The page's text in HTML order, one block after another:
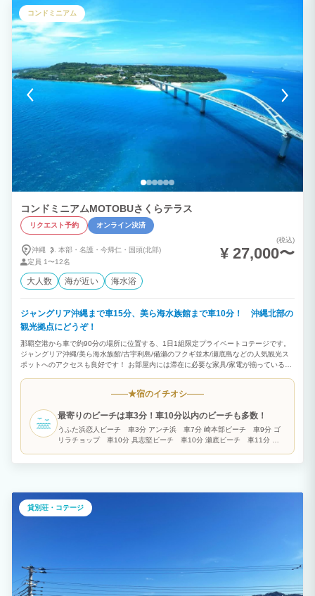
ングの隣には個室トイレもございます。 3階は寝室が2部屋あり、ウェンスティンホテ
ルとシモンズが共同開発したheavenlyキングサイズベッドが1台（ご要望があればシン
グル2台に分けられます）、もう1部屋は小上がりに布団が2枚ございます。そしてマッ
トレスにエアウィーブの布団を敷いておやすみいただけます。 トイレとバスルーム、
洗面台もありますので、ファミリーや友人同士で快適にお過ごしいただけると思いま
す。 ドラム式洗濯機と洗剤、Wi-Fi完備で長期滞在やワーケーションにも最適だと思い
ます。 屋上テラスからは海と美しい夕日を見ることが出来ます。 海と鎌倉の魅力を存
分に味わいながら落ち着いた空間で特別な時間をお楽しみください。 ヴィラ内のレイ
アウトや仕様は季節によって変わる事もございますのでご了承ください。
コンドミニアム
コンドミニアムMOTOBUさくらテラス
リクエスト予約 オンライン決済
沖縄 本部・ 名護・ 今帰仁・ 国頭(北部)
定員 1〜12名
(税込)
¥ 27,000〜
大人数 海が近い 海水浴
ジャングリア沖縄まで車15分、美ら海水族館まで車10分！ 沖縄北部の
観光拠点にどうぞ！
那覇空港から車で約90分の場所に位置する、1日1組限定プライベートコテージです。
ジャングリア沖縄/美ら海水族館/古宇利島/備瀬のフクギ並木/瀬底島などの人気観光ス
ポットへのアクセスも良好です！ お部屋内には滞在に必要な家具/家電が揃っているの
ーム3.3帖/トイレ 収容人数：最大12名 ベッドルーム：①ダブルベッド×2台/②ダブル
★宿のイチオシ
最寄りのビーチは車3分！車10分以内のビーチも多数！
うふた浜恋人ビーチ 車3分 アンチ浜 車7分 崎本部ビーチ 車9分 ゴ
リラチョップ 車10分 具志堅ビーチ 車10分 瀬底ビーチ 車11分 エ
貸別荘・コテージ